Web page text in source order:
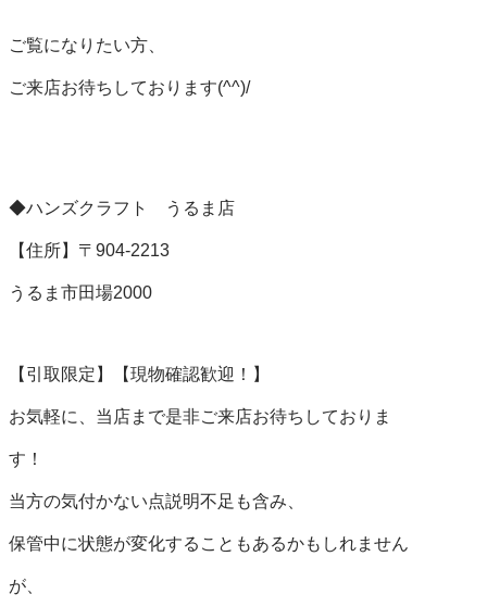
ご覧になりたい方、
ご来店お待ちしております(^^)/
◆ハンズクラフト　うるま店
【住所】〒904-2213
うるま市田場2000
【引取限定】【現物確認歓迎！】
お気軽に、当店まで是非ご来店お待ちしておりま
す！
当方の気付かない点説明不足も含み、
保管中に状態が変化することもあるかもしれません
が、